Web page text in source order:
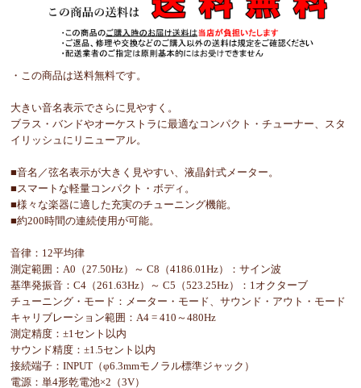
・この商品は送料無料です。
大きい音名表示でさらに見やすく。
ブラス・バンドやオーケストラに最適なコンパクト・チューナー、スタ
イリッシュにリニューアル。
■音名／弦名表示が大きく見やすい、液晶針式メーター。
■スマートな軽量コンパクト・ボディ。
■様々な楽器に適した充実のチューニング機能。
■約200時間の連続使用が可能。
音律：12平均律
測定範囲：A0（27.50Hz）～ C8（4186.01Hz）：サイン波
基準発振音：C4（261.63Hz）～ C5（523.25Hz）：1オクターブ
チューニング・モード：メーター・モード、サウンド・アウト・モード
キャリブレーション範囲：A4 = 410～480Hz
測定精度：±1セント以内
サウンド精度：±1.5セント以内
接続端子：INPUT（φ6.3mmモノラル標準ジャック）
電源：単4形乾電池×2（3V）